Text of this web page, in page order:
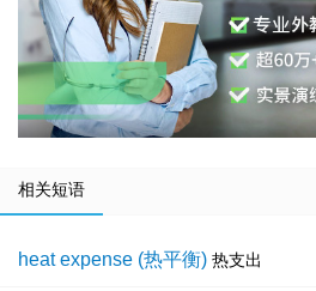
相关短语
heat expense (热平衡) 热支出